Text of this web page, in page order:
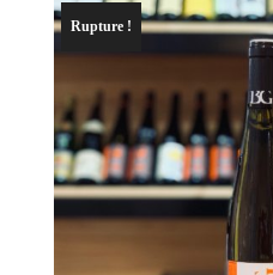
Rupture !